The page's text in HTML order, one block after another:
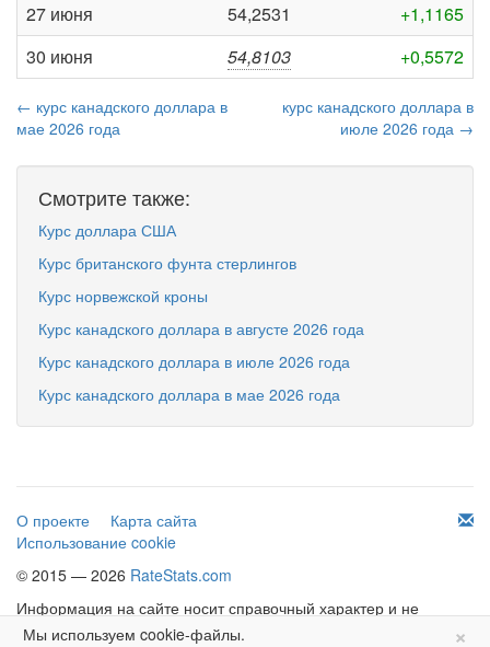
27 июня
54,2531
+1,1165
30 июня
54,8103 +0,5572
← курс канадского доллара в
мае 2026 года
курс канадского доллара в
июле 2026 года →
Смотрите также:
Курс доллара США
Курс британского фунта стерлингов
Курс норвежской кроны
Курс канадского доллара в августе 2026 года
Курс канадского доллара в июле 2026 года
Курс канадского доллара в мае 2026 года
О проекте
Карта сайта
Использование cookie
© 2015 — 2026 RateStats.com
Информация на сайте носит справочный характер и не
является офертой.
×
Мы используем cookie-файлы.